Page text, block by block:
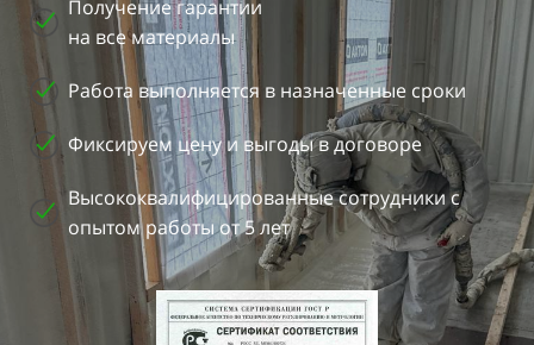
Получение гарантии
на все материалы
Работа выполняется в назначенные сроки
Фиксируем цену и выгоды в договоре
Высококвалифицированные сотрудники с
опытом работы от 5 лет